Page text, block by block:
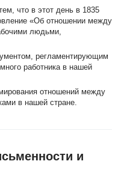
что в этот день в 1835
«Об отношении между
людьми,
регламентирующим
работника в нашей
отношений между
в нашей стране.
и